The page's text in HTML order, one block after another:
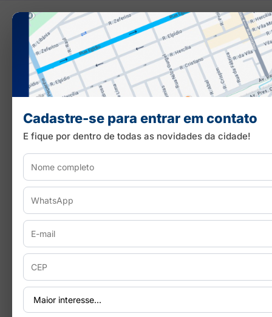
Cadastre-se para entrar em contato
E fique por dentro de todas as novidades da cidade!